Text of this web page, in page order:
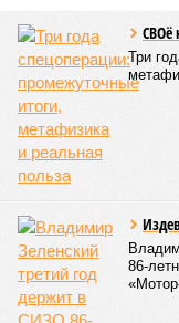
СВОё
Три
86-